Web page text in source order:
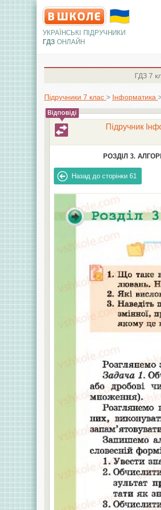
УКРАЇНСЬКІ ПІДРУЧНИКИ
ГДЗ ОНЛАЙН
ГДЗ 7
Підручники 7 клас > Інформатика
Підручник
РОЗДІЛ 3.
Назад до сторінки 61